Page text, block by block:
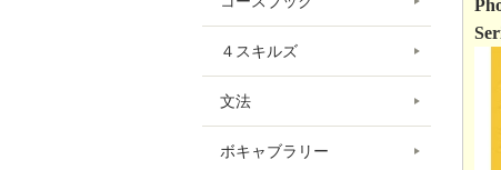
４スキルズ
文法
ボキャブラリー